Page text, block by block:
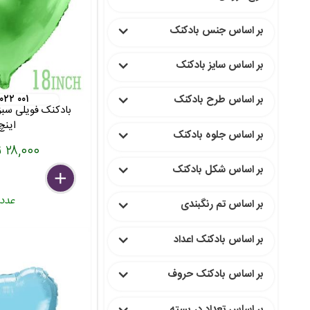
۱۰۹
۲۸,۰۰۰ تومان
delete
remove
add
عدد
بر اساس جنس بادکنک
بر اساس سایز بادکنک
بر اساس طرح بادکنک
بر اساس جلوه بادکنک
بر اساس شکل بادکنک
بر اساس تم رنگبندی
بر اساس بادکنک اعداد
بر اساس بادکنک حروف